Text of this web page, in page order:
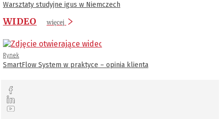
Warsztaty studyjne igus w Niemczech
WIDEO więcej
Rynek
SmartFlow System w praktyce – opinia klienta